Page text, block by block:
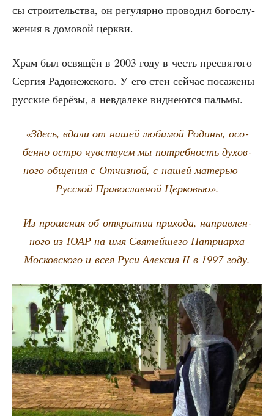
сы стро­и­тель­ства, он регу­ляр­но про­во­дил бого­слу­
же­ния в домо­вой церкви.
Храм был освя­щён в 2003 году в честь пре­свя­то­го
Сер­гия Радо­неж­ско­го. У его стен сей­час поса­же­ны
рус­ские берё­зы, а невда­ле­ке вид­не­ют­ся пальмы.
«Здесь, вда­ли от нашей люби­мой Роди­ны, осо­
бен­но ост­ро чув­ству­ем мы потреб­ность духов­
но­го обще­ния с Отчиз­ной, с нашей мате­рью —
Рус­ской Пра­во­слав­ной Церковью».
Из про­ше­ния об откры­тии при­хо­да, направ­лен­
но­го из ЮАР на имя Свя­тей­ше­го Пат­ри­ар­ха
Мос­ков­ско­го и всея Руси Алек­сия II в 1997 году.